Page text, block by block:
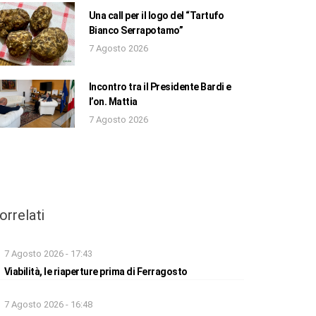
Una call per il logo del “Tartufo
Bianco Serrapotamo”
7 Agosto 2026
Incontro tra il Presidente Bardi e
l’on. Mattia
7 Agosto 2026
7 Agosto 2026 - 17:43
Viabilità, le riaperture prima di Ferragosto
7 Agosto 2026 - 16:48